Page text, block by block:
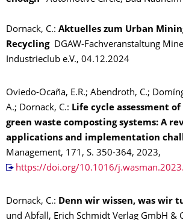
Dornack, C.: Aktuelles zum Urban
RecyclingDGAW-Fachveranstaltung
Industrieclub e.V., 04.12.2024
Oviedo-Ocaña, E.R.; Abendroth, C.;
A.; Dornack, C.: Life cycle assessment
green waste composting systems: A
applications and implementation
Management, 171, S. 350-364, 2023,
https://doi.org/10.1016/
Dornack, C.: Denn wir wissen, was wir
und Abfall, Erich Schmidt Verlag GmbH &